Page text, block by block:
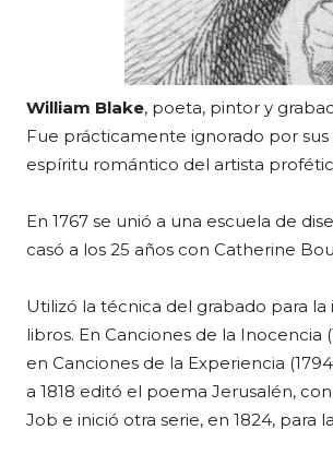
William Blake, poeta, pintor y
Fue prácticamente ignorado por
espíritu romántico del artista
En 1767 se unió a una escuela de
casó a los 25 años con Catherine
Utilizó la técnica del grabado para
libros. En Canciones de la Inocencia
en Canciones de la Experiencia
a 1818 editó el poema Jerusalén,
Job e inició otra serie, en 1824, para